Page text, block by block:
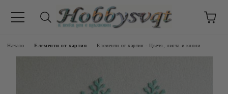
Начало Елементи от хартия Елементи от хартия - Цветя, листа и клони